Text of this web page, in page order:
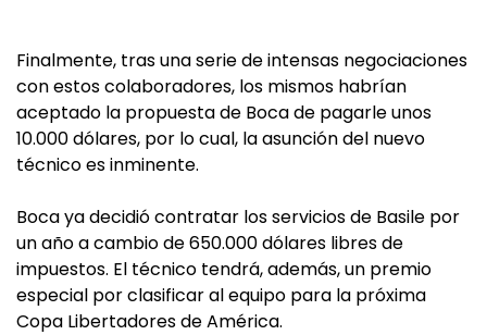
Finalmente, tras una serie de intensas negociaciones
con estos colaboradores, los mismos habrían
aceptado la propuesta de Boca de pagarle unos
10.000 dólares, por lo cual, la asunción del nuevo
técnico es inminente.
Boca ya decidió contratar los servicios de Basile por
un año a cambio de 650.000 dólares libres de
impuestos. El técnico tendrá, además, un premio
especial por clasificar al equipo para la próxima
Copa Libertadores de América.